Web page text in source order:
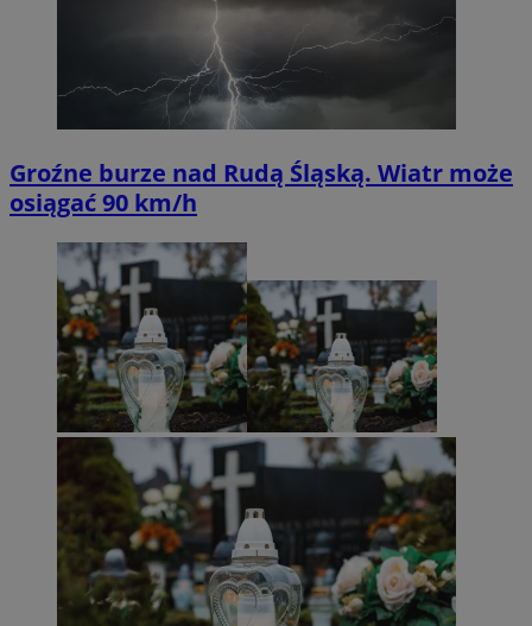
Groźne burze nad Rudą Śląską. Wiatr może
osiągać 90 km/h